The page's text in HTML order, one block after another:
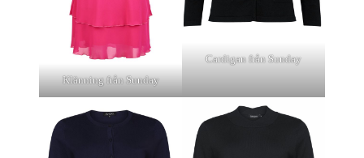
Klänning från Sunday
Cardigan från Sunday